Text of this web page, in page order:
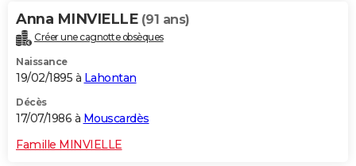
Anna MINVIELLE (91 ans)
Créer une cagnotte obsèques
Naissance
19/02/1895 à Lahontan
Décès
17/07/1986 à Mouscardès
Famille MINVIELLE